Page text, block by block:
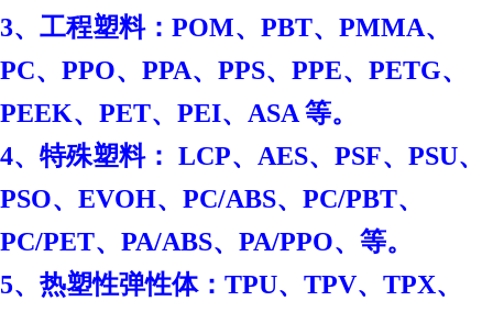
3、工程塑料：POM、PBT、PMMA、
PC、PPO、PPA、PPS、PPE、PETG、
PEEK、PET、PEI、ASA 等。
4、特殊塑料： LCP、AES、PSF、PSU、
PSO、EVOH、PC/ABS、PC/PBT、
PC/PET、PA/ABS、PA/PPO、等。
5、热塑性弹性体：TPU、TPV、TPX、